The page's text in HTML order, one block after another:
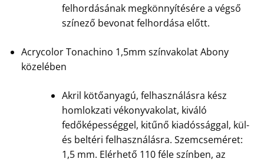
felhordásának megkönnyítésére a végső
színező bevonat felhordása előtt.
Acrycolor Tonachino 1,5mm színvakolat Abony
közelében
Akril kötőanyagú, felhasználásra kész
homlokzati vékonyvakolat, kiváló
fedőképességgel, kitűnő kiadóssággal, kül-
és beltéri felhasználásra. Szemcseméret:
1,5 mm. Elérhető 110 féle színben, az